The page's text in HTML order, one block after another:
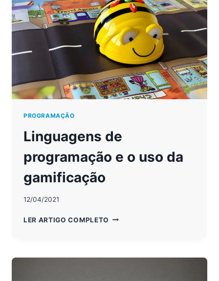
PROGRAMAÇÃO
Linguagens de
programação e o uso da
gamificação
12/04/2021
LER ARTIGO COMPLETO LINGUAGENS
O